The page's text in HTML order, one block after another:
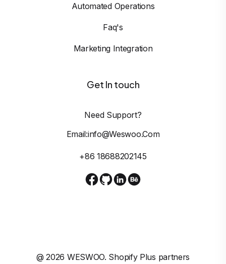
Automated Operations
Faq's
Marketing Integration
Get In touch
Need Support?
Email:info@weswoo.com
+86 18688202145
@2026 WESWOO. Shopify Plus partners